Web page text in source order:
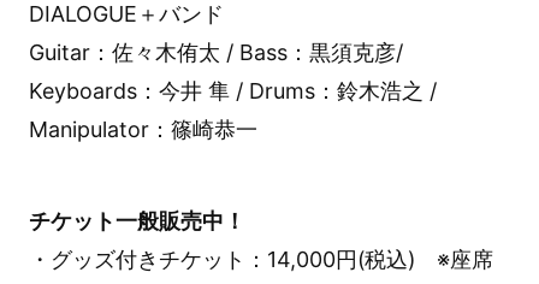
DIALOGUE＋バンド
Guitar：佐々木侑太 / Bass：黒須克彦/
Keyboards：今井 隼 / Drums：鈴木浩之 /
Manipulator：篠崎恭一
チケット一般販売中！
・グッズ付きチケット：14,000円(税込) ※座席